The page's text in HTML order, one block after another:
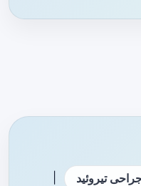
تیروئید